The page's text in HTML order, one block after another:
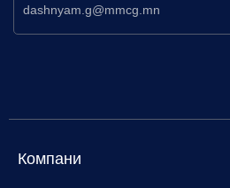
dashnyam.g@mmcg.mn
Компани